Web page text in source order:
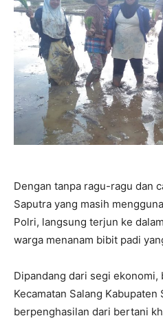
Dengan tanpa ragu-ragu dan
Saputra yang masih
Polri, langsung terjun ke
warga menanam bibit padi
Dipandang dari segi ekonomi,
Kecamatan Salang
berpenghasilan dari bertani